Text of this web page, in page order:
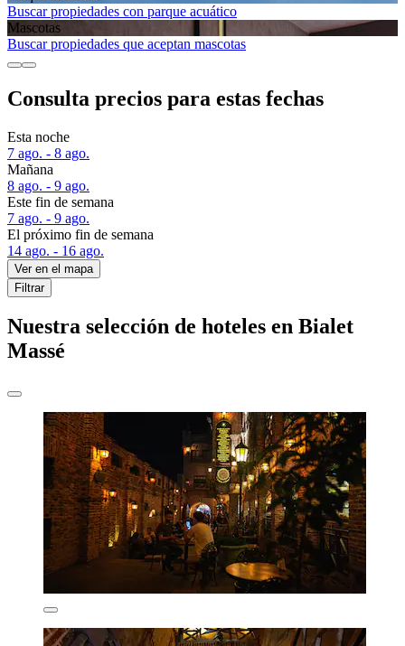
Buscar propiedades con parque acuático
Mascotas
Buscar propiedades que aceptan mascotas
Consulta precios para estas fechas
Esta noche
7 ago. - 8 ago.
Mañana
8 ago. - 9 ago.
Este fin de semana
7 ago. - 9 ago.
El próximo fin de semana
14 ago. - 16 ago.
Ver en el mapa
Filtrar
Nuestra selección de hoteles en Bialet
Massé